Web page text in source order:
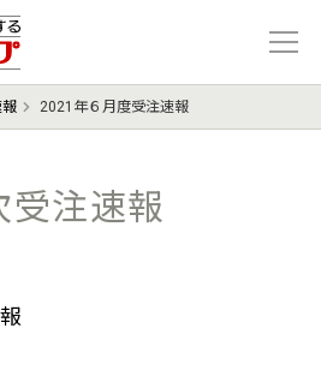
豊かさの人生を想像する 土屋グル
報 2021年６月度受注速報
受注速報